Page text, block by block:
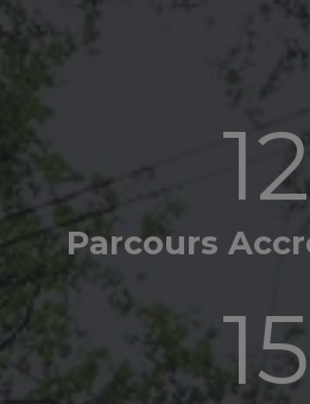
12
Parcours
15